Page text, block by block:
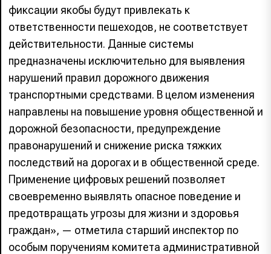
фиксации якобы будут привлекать к
ответственности пешеходов, не соответствует
действительности. Данные системы
предназначены исключительно для выявления
нарушений правил дорожного движения
транспортными средствами. В целом изменения
направлены на повышение уровня общественной и
дорожной безопасности, предупреждение
правонарушений и снижение риска тяжких
последствий на дорогах и в общественной среде.
Применение цифровых решений позволяет
своевременно выявлять опасное поведение и
предотвращать угрозы для жизни и здоровья
граждан», — отметила старший инспектор по
особым поручениям комитета административной